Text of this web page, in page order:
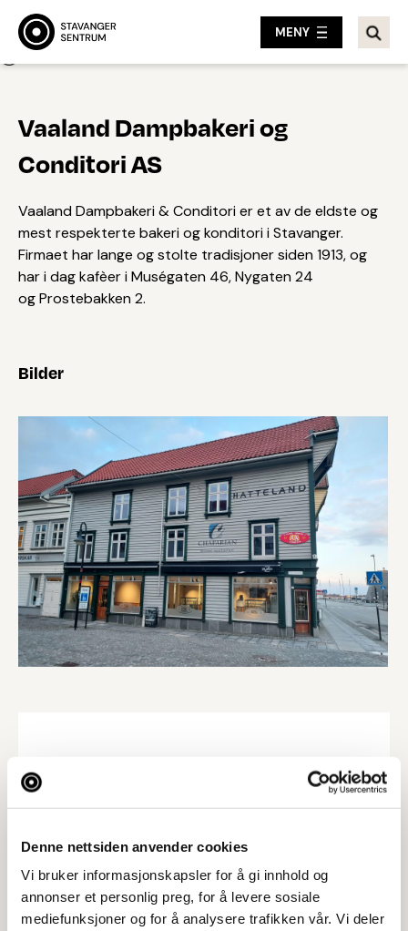
Denne nettsiden anvender cookies
Vi bruker informasjonskapsler for å gi innhold og
annonser et personlig preg, for å levere sosiale
mediefunksjoner og for å analysere trafikken vår. Vi deler
MENY
Vaaland Dampbakeri og
Conditori AS
Vaaland Dampbakeri & Conditori er et av de eldste og
mest respekterte bakeri og konditori i Stavanger.
Firmaet har lange og stolte tradisjoner siden 1913, og
har i dag kafèer i Muségaten 46, Nygaten 24
og Prostebakken 2.
Bilder